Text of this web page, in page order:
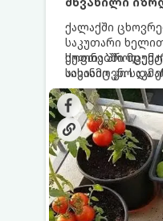
ქალაქში
საკუთარი
სუფთა
აივანიც კი
მოიწყოთ მინი-
ყოველდღიურად
და ბოსტნეულს
ქოთნებში
სასიამოვნო და
იცოდეთ,
ქოთნის
მოუაროთ მათ